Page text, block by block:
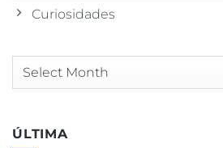
Curiosidades
Arquivos
ÚLTIMA